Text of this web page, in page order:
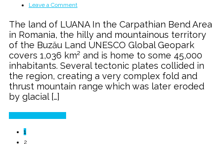
Leave a Commenton
UNESCO
Global
Geopark
The land of LUANA In the Carpathian Bend Area
in Romania, the hilly and mountainous territory
of the Buzău Land UNESCO Global Geopark
covers 1,036 km² and is home to some 45,000
inhabitants. Several tectonic plates collided in
the region, creating a very complex fold and
thrust mountain range which was later eroded
by glacial […]
1
2